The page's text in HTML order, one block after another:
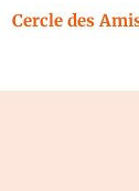
Cercle des